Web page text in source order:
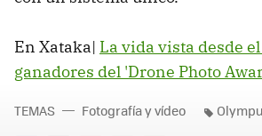
En Xataka| La vida vista desde
ganadores del 'Drone Photo
TEMAS Fotografía y vídeo